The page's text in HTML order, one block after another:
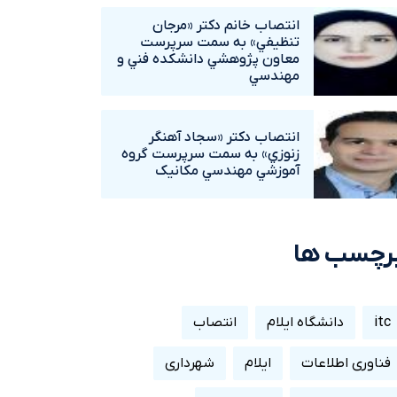
انتصاب خانم دکتر «مرجان
تنظيفي» به سمت سرپرست
معاون پژوهشي دانشکده فني و
مهندسي
انتصاب دکتر «سجاد آهنگر
زنوزي» به سمت سرپرست گروه
آموزشي مهندسي مکانيک
ها
itc دانشگاه ایلام انتصاب
فناوری اطلاعات ایلام شهرداری